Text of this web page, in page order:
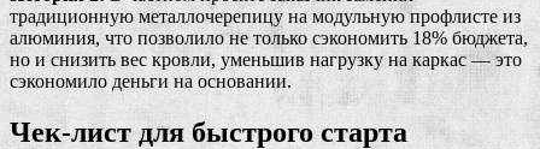
традиционную металлочерепицу на модульную профлисте из
алюминия, что позволило не только сэкономить 18% бюджета,
но и снизить вес кровли, уменьшив нагрузку на каркас — это
сэкономило деньги на основании.
Чек-лист для быстрого старта